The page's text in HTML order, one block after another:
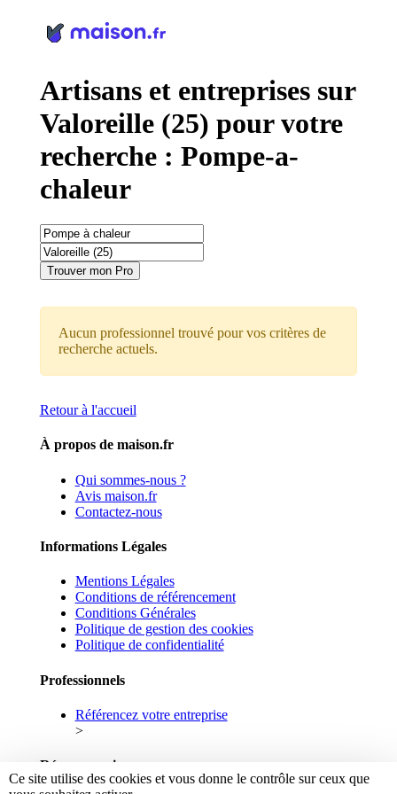
Artisans et entreprises sur
Valoreille (25) pour votre
recherche : Pompe-a-
chaleur
Trouver mon Pro
Aucun professionnel trouvé pour vos critères de
recherche actuels.
Retour à l'accueil
À propos de maison.fr
Qui sommes-nous ?
Avis maison.fr
Contactez-nous
Informations Légales
Mentions Légales
Conditions de référencement
Conditions Générales
Politique de gestion des cookies
Politique de confidentialité
Professionnels
Référencez votre entreprise
>
Réseaux sociaux
Ce site utilise des cookies et vous donne le contrôle sur ceux que